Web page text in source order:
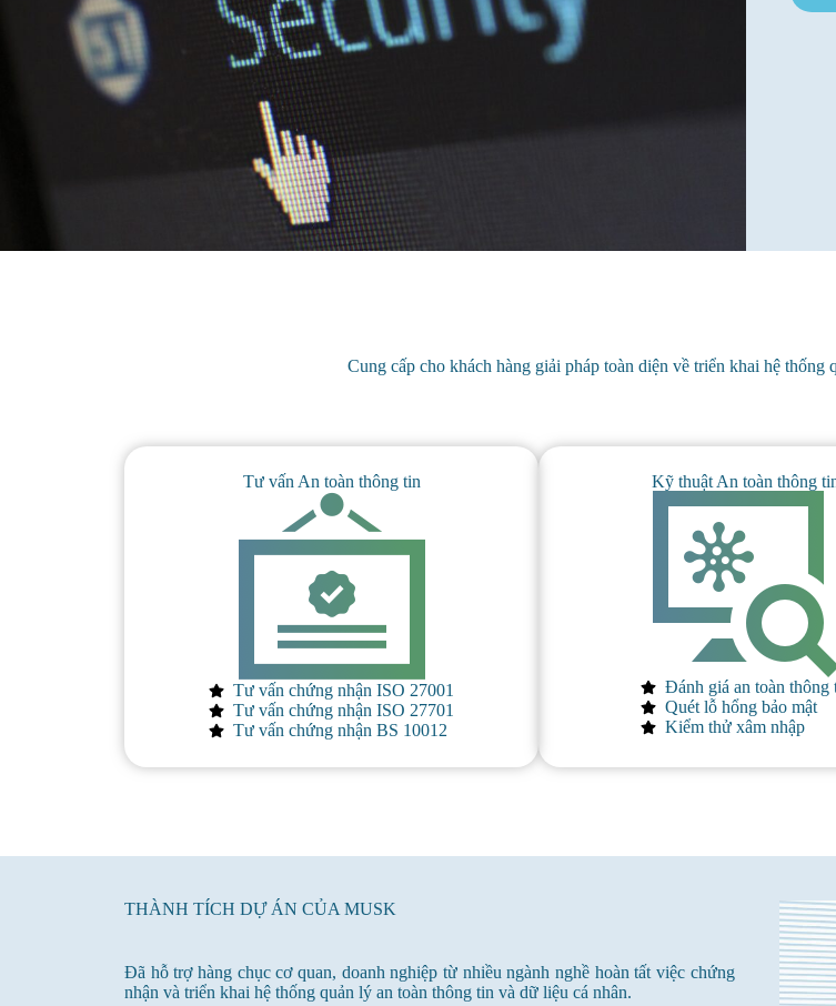
Cung cấp cho khách hàng giải pháp toàn diện về triển khai hệ thống
Tư vấn An toàn thông tin
Tư vấn chứng nhận ISO 27001
Tư vấn chứng nhận ISO 27701
Tư vấn chứng nhận BS 10012
Kỹ thuật An toàn thông
Đánh giá an toàn thông
Quét lỗ hổng bảo mật
Kiểm thử xâm nhập
THÀNH TÍCH DỰ ÁN CỦA MUSK
Đã hỗ trợ hàng chục cơ quan, doanh nghiệp từ nhiều ngành nghề hoàn tất việc chứng
nhận và triển khai hệ thống quản lý an toàn thông tin và dữ liệu cá nhân.